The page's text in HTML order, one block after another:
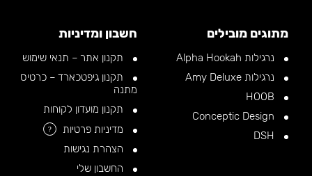
מתוגים מובילים
נרגילות Alpha Hookah
נרגילות Amy Deluxe
חשבון ומדיניות
תקנון אתר – תנאי שימוש
תקנון גיפטכארד – כרטיס
מתנה
תקנון מועדון לקוחות
מדיניות פרטיות
?
הצהרת נגישות
החשבון שלי